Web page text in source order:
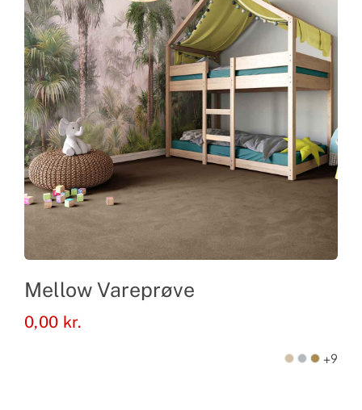
Mellow Vareprøve
0,00 kr.
+9